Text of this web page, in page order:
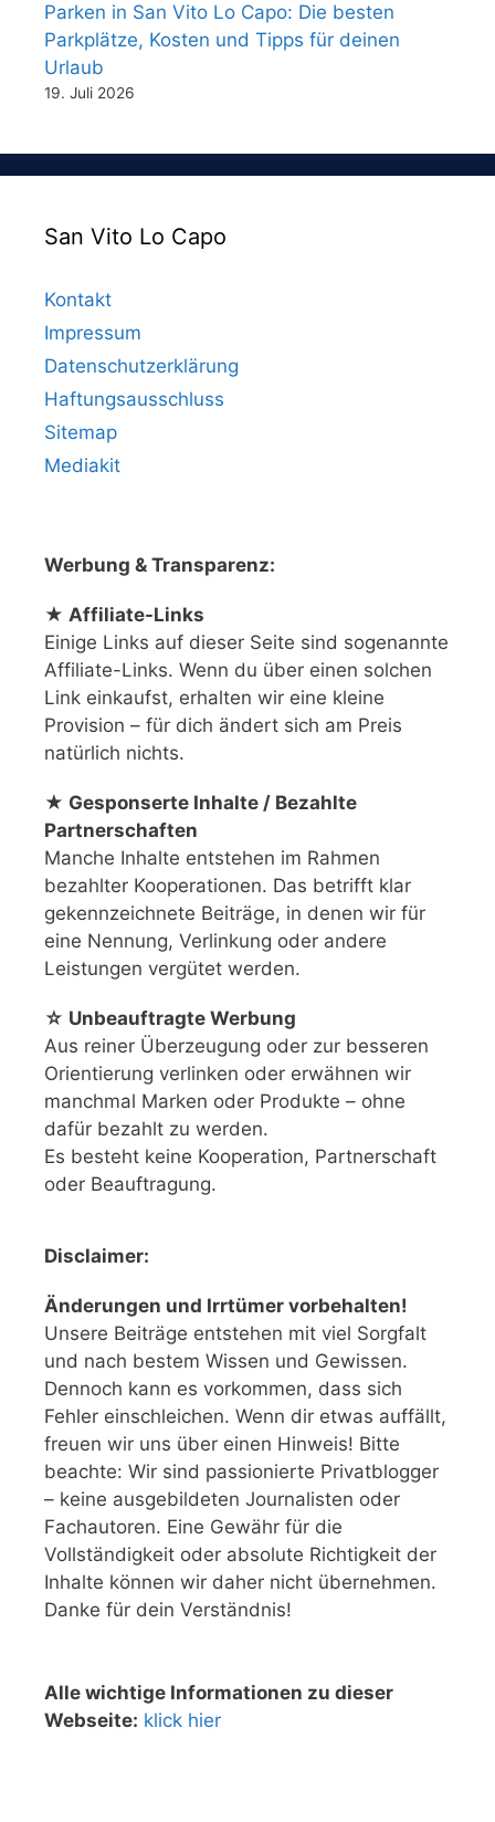
Parken in San Vito Lo Capo: Die besten
Parkplätze, Kosten und Tipps für deinen
Urlaub
19. Juli 2026
San Vito Lo Capo
Kontakt
Impressum
Datenschutzerklärung
Haftungsausschluss
Sitemap
Mediakit
Werbung & Transparenz:
★ Affiliate-Links
Einige Links auf dieser Seite sind sogenannte
Affiliate-Links. Wenn du über einen solchen
Link einkaufst, erhalten wir eine kleine
Provision – für dich ändert sich am Preis
natürlich nichts.
★ Gesponserte Inhalte / Bezahlte
Partnerschaften
Manche Inhalte entstehen im Rahmen
bezahlter Kooperationen. Das betrifft klar
gekennzeichnete Beiträge, in denen wir für
eine Nennung, Verlinkung oder andere
Leistungen vergütet werden.
☆ Unbeauftragte Werbung
Aus reiner Überzeugung oder zur besseren
Orientierung verlinken oder erwähnen wir
manchmal Marken oder Produkte – ohne
dafür bezahlt zu werden.
Es besteht keine Kooperation, Partnerschaft
oder Beauftragung.
Disclaimer:
Änderungen und Irrtümer vorbehalten!
Unsere Beiträge entstehen mit viel Sorgfalt
und nach bestem Wissen und Gewissen.
Dennoch kann es vorkommen, dass sich
Fehler einschleichen. Wenn dir etwas auffällt,
freuen wir uns über einen Hinweis! Bitte
beachte: Wir sind passionierte Privatblogger
– keine ausgebildeten Journalisten oder
Fachautoren. Eine Gewähr für die
Vollständigkeit oder absolute Richtigkeit der
Inhalte können wir daher nicht übernehmen.
Danke für dein Verständnis!
Alle wichtige Informationen zu dieser
Webseite: klick hier